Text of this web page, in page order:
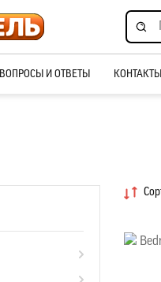
ВОПРОСЫ И ОТВЕТЫ КОНТАКТЫ